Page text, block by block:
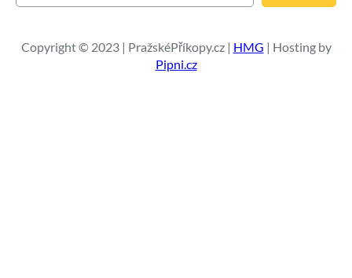
e
a
t
Copyright © 2023 | PražskéPříkopy.cz | HMG | Hosting by
Pipni.cz